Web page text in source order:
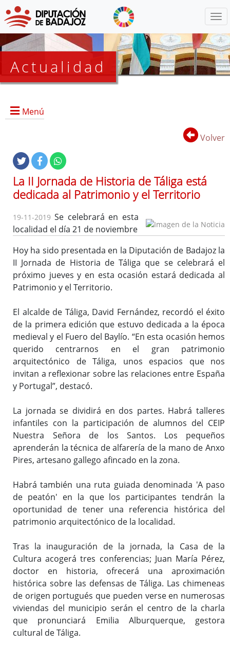
Actualidad
Menú
Noticias
Lista
de
distribución
Volver
La II Jornada de Historia de Táliga está
dedicada al Patrimonio y el Territorio
19-11-2019 Se celebrará en esta
localidad el día 21 de noviembre
Hoy ha sido presentada en la Diputación de Badajoz la
II Jornada de Historia de Táliga que se celebrará el
próximo jueves y en esta ocasión estará dedicada al
Patrimonio y el Territorio.
El alcalde de Táliga, David Fernández, recordó el éxito
de la primera edición que estuvo dedicada a la época
medieval y el Fuero del Baylío. “En esta ocasión hemos
querido centrarnos en el gran patrimonio
arquitectónico de Táliga, unos espacios que nos
invitan a reflexionar sobre las relaciones entre España
y Portugal”, destacó.
La jornada se dividirá en dos partes. Habrá talleres
infantiles con la participación de alumnos del CEIP
Nuestra Señora de los Santos. Los pequeños
aprenderán la técnica de alfarería de la mano de Anxo
Pires, artesano gallego afincado en la zona.
Habrá también una ruta guiada denominada 'A paso
de peatón' en la que los participantes tendrán la
oportunidad de tener una referencia histórica del
patrimonio arquitectónico de la localidad.
Tras la inauguración de la jornada, la Casa de la
Cultura acogerá tres conferencias; Juan María Pérez,
doctor en historia, ofrecerá una aproximación
histórica sobre las defensas de Táliga. Las chimeneas
de origen portugués que pueden verse en numerosas
viviendas del municipio serán el centro de la charla
que pronunciará Emilia Alburquerque, gestora
cultural de Táliga.